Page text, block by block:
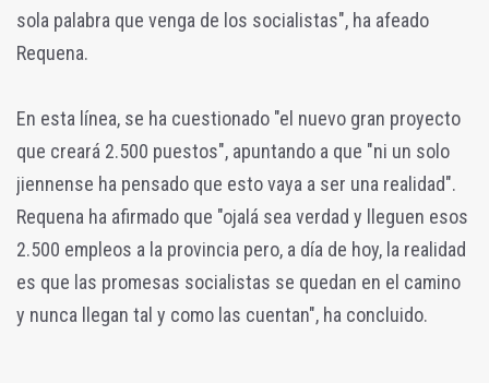
sola palabra que venga de los socialistas", ha afeado
Requena.
En esta línea, se ha cuestionado "el nuevo gran proyecto
que creará 2.500 puestos", apuntando a que "ni un solo
jiennense ha pensado que esto vaya a ser una realidad".
Requena ha afirmado que "ojalá sea verdad y lleguen esos
2.500 empleos a la provincia pero, a día de hoy, la realidad
es que las promesas socialistas se quedan en el camino
y nunca llegan tal y como las cuentan", ha concluido.